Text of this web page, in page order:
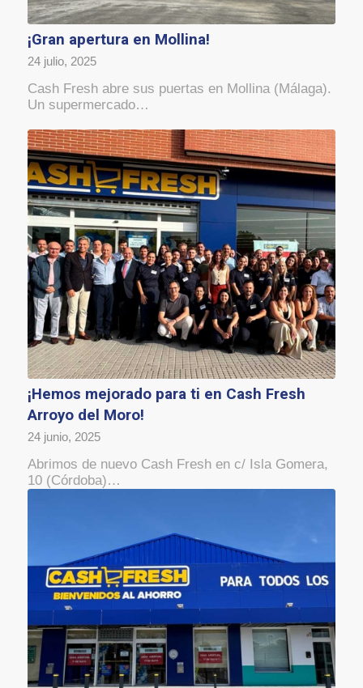
¡Gran apertura en Mollina!
24 julio, 2025
Cash Fresh abre sus puertas en Mollina (Málaga).
Un supermercado…
¡Hemos mejorado para ti en Cash Fresh
Arroyo del Moro!
24 junio, 2025
Abrimos de nuevo Cash Fresh en c/ Isla Gomera,
10 (Córdoba)…